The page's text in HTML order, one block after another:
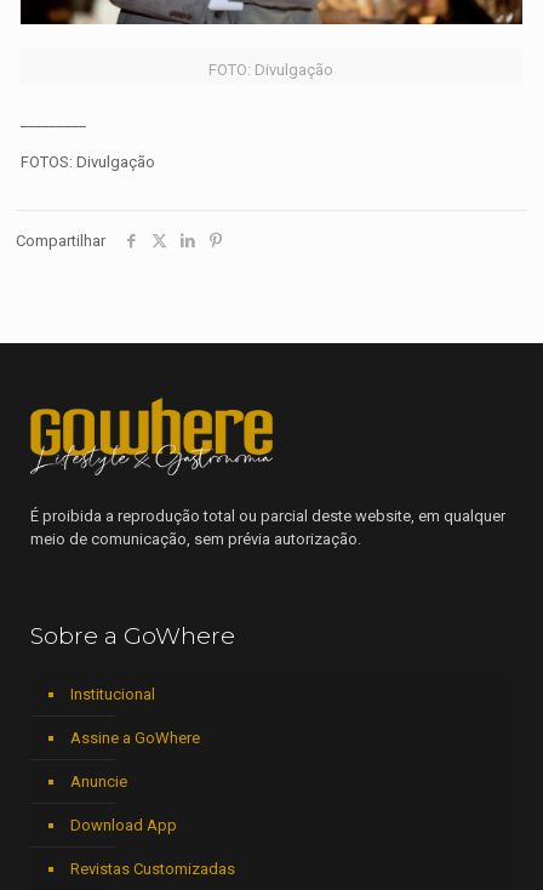
FOTO: Divulgação
FOTOS: Divulgação
Compartilhar
É proibida a reprodução total ou parcial deste website, em qualquer
meio de comunicação, sem prévia autorização.
Sobre a GoWhere
Institucional
Assine a GoWhere
Anuncie
Download App
Revistas Customizadas